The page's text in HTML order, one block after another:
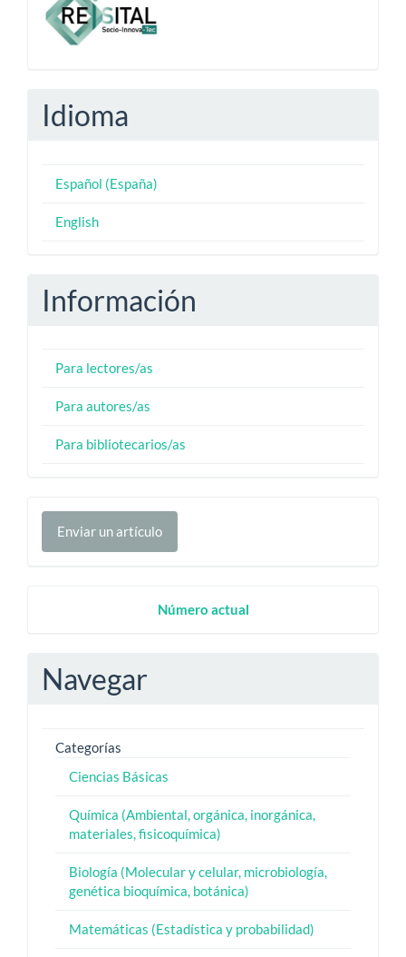
Idioma
Español (España)
English
Información
Para lectores/as
Para autores/as
Para bibliotecarios/as
Enviar
unEnviar un artículo
Número actual
Navegar
Categorías
Ciencias Básicas
Química (Ambiental, orgánica, inorgánica,
materiales, fisicoquímica)
Biología (Molecular y celular, microbiología,
genética bioquímica, botánica)
Matemáticas (Estadística y probabilidad)